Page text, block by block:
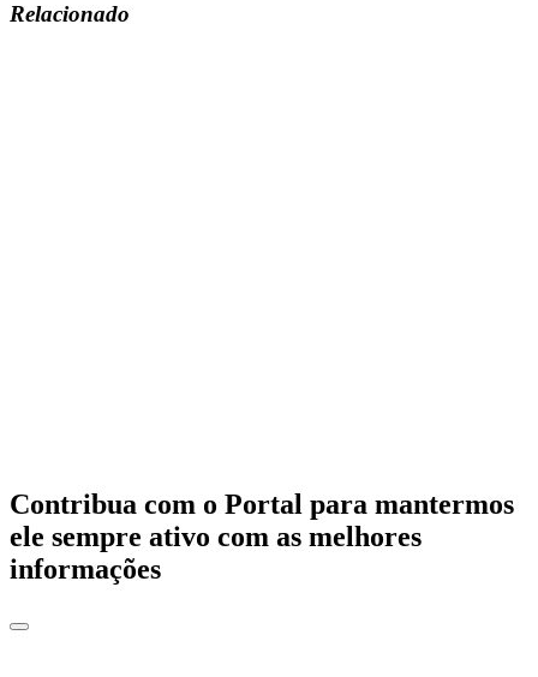
Relacionado
Contribua com o Portal para mantermos
ele sempre ativo com as melhores
informações